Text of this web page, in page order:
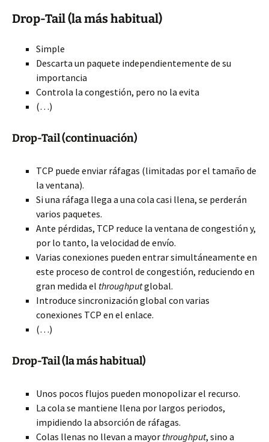
Drop-Tail (la más habitual)
Simple
Descarta un paquete independientemente de su
importancia
Controla la congestión, pero no la evita
(…)
Drop-Tail (continuación)
TCP puede enviar ráfagas (limitadas por el tamaño de
la ventana).
Si una ráfaga llega a una cola casi llena, se perderán
varios paquetes.
Ante pérdidas, TCP reduce la ventana de congestión y,
por lo tanto, la velocidad de envío.
Varias conexiones pueden entrar simultáneamente en
este proceso de control de congestión, reduciendo en
gran medida el throughputglobal.
Introduce sincronización global con varias
conexiones TCP en el enlace.
(…)
Drop-Tail (la más habitual)
Unos pocos flujos pueden monopolizar el recurso.
La cola se mantiene llena por largos periodos,
impidiendo la absorción de ráfagas.
Colas llenas no llevan a mayor throughput, sino a